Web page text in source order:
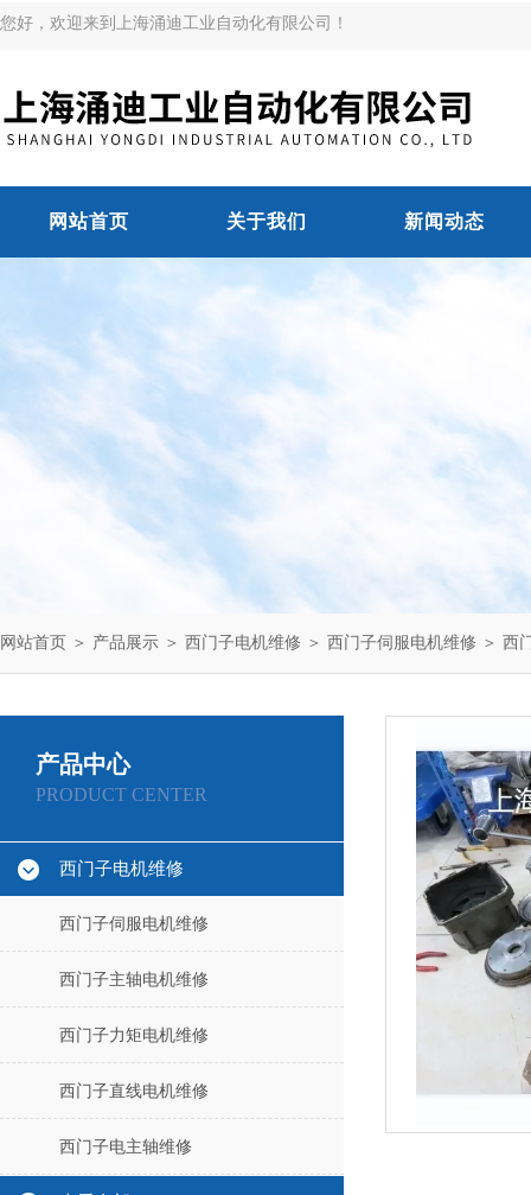
您好，欢迎来到上海涌迪工业自动化有限公司！
网站首页 关于我们 新闻动态
网站首页 ＞ 产品展示 ＞ 西门子电机维修 ＞ 西门子伺服电机维修 ＞ 西
产品中心
PRODUCT CENTER
西门子电机维修
西门子伺服电机维修
西门子主轴电机维修
西门子力矩电机维修
西门子直线电机维修
西门子电主轴维修